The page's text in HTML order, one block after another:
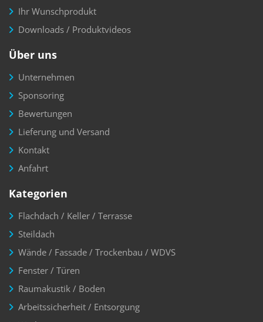
Ihr Wunschprodukt
Downloads / Produktvideos
Über uns
Unternehmen
Sponsoring
Bewertungen
Lieferung und Versand
Kontakt
Anfahrt
Kategorien
Flachdach / Keller / Terrasse
Steildach
Wände / Fassade / Trockenbau / WDVS
Fenster / Türen
Raumakustik / Boden
Arbeitssicherheit / Entsorgung